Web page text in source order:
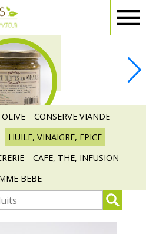
Portiragnes
CONSERVE VIANDE
HUILE, VINAIGRE, EPICE
CAFE, THE, INFUSION
BEBE